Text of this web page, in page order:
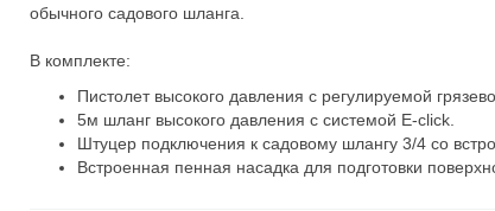
обычного садового шланга.
В комплекте:
Пистолет высокого давления с регулируемой
5м шланг высокого давления c системой E-click.
Штуцер подключения к садовому шлангу 3/4 со
Встроенная пенная насадка для подготовки